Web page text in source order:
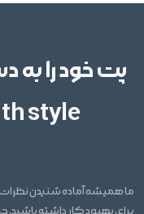
پت خود را به
style
ما همیشه آماده شنیدن
برای بهبود کار داشته